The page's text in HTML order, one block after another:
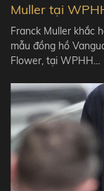
Muller tại
Franck Muller khắc
mẫu đồng hồ
Flower, tại WPHH…